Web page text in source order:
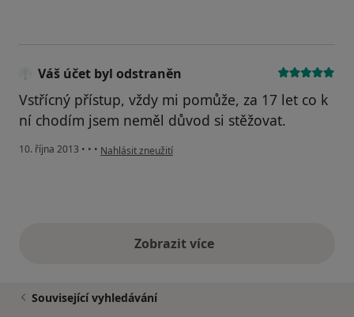
Váš účet byl odstraněn
Vstřícný přístup, vždy mi pomůže, za 17 let co k
ní chodím jsem neměl důvod si stěžovat.
10. října 2013 • • • podle názoru uživatele Váš účet byl odstraněn
Nahlásit zneužití
Zobrazit vícevýše uvedené názory
Související vyhledávání